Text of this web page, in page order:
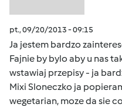
pt., 09/20/2013 - 09:15
Ja jestem bardzo
Fajnie by bylo aby u nas
wstawiaj przepisy - ja
Mixi Sloneczko ja
wegetarian, moze da sie